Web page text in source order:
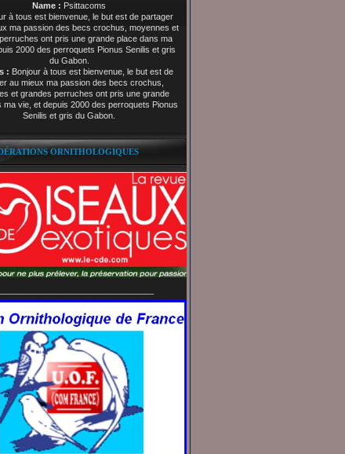
Name : Psittacoms
: Bonjour à tous est bienvenue, le but est de
au mieux ma passion des becs crochus,
et grandes perruches ont pris une grande
ma vie, et depuis 2000 des perroquets Pionus
Senilis et gris du Gabon.
ORNITHOLOGIQUES